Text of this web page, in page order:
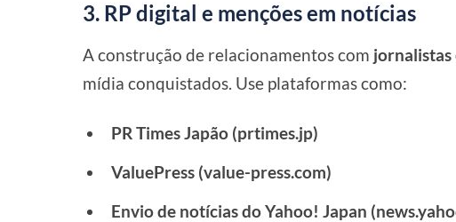
3. RP digital e menções em notícias
A construção de relacionamentos com jornalistas
mídia conquistados. Use plataformas como:
PR Times Japão (prtimes.jp)
ValuePress (value-press.com)
Envio de notícias do Yahoo! Japan